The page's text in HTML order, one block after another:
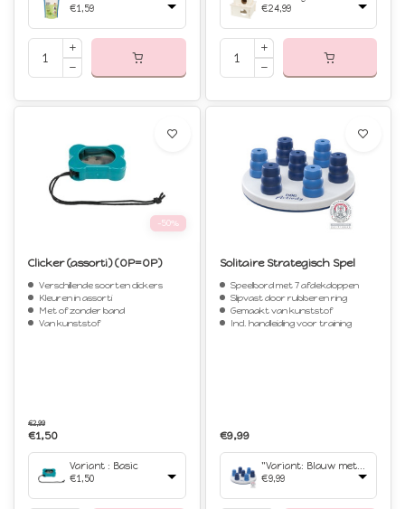
€1,59
€24,99
-50%
Clicker (assorti) (OP=OP)
Verschillende soorten clickers
Kleuren in assorti
Met of zonder band
Van kunststof
€2,99
€1,50
Variant : Basic
€1,50
Solitaire Strategisch Spel
Speelbord met 7 afdekdoppen
Slipvast door rubberen ring
Gemaakt van kunststof
Incl. handleiding voor training
€9,99
"Variant: Blauw met wit","Afmetingen: Ø 20 cm"
€9,99